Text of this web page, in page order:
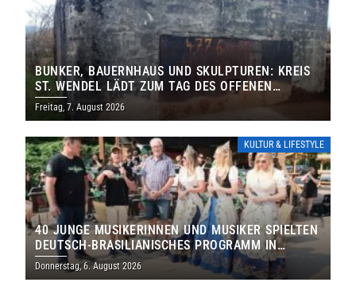
BUNKER, BAUERNHAUS UND SKULPTUREN: KREIS
ST. WENDEL LÄDT ZUM TAG DES OFFENEN
DENKMALS EIN
Freitag, 7. August 2026
KULTUR & LIFESTYLE
40 JUNGE MUSIKERINNEN UND MUSIKER SPIELTEN
DEUTSCH-BRASILIANISCHES PROGRAMM IN
THOLEY
Donnerstag, 6. August 2026